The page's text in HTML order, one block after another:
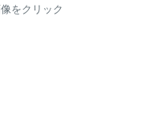
をクリック